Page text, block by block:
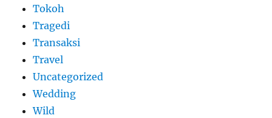
Tokoh
Tragedi
Transaksi
Travel
Uncategorized
Wedding
Wild